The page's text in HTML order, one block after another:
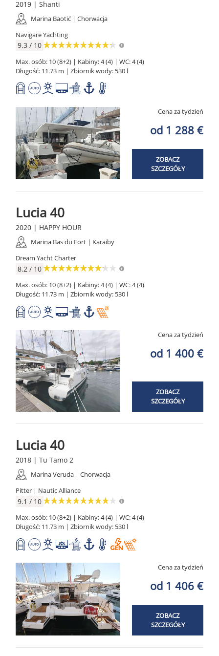
2019 | Shanti
Marina Baotić | Chorwacja
Navigare Yachting
9.3 / 10
Max. osób: 10 (8+2) | Kabiny: 4 (4) | WC: 4 (4)
Długość: 11.73 m | Zbiornik wody: 530 l
Cena za tydzień
od 1 288 €
ZOBACZ
SZCZEGÓŁY
Lucia 40
2020 | HAPPY HOUR
Marina Bas du Fort | Karaiby
Dream Yacht Charter
8.2 / 10
Max. osób: 10 (8+2) | Kabiny: 4 (4) | WC: 4 (4)
Długość: 11.73 m | Zbiornik wody: 530 l
Cena za tydzień
od 1 400 €
ZOBACZ
SZCZEGÓŁY
Lucia 40
2018 | Tu Tamo 2
Marina Veruda | Chorwacja
Pitter | Nautic Alliance
9.1 / 10
Max. osób: 10 (8+2) | Kabiny: 4 (4) | WC: 4 (4)
Długość: 11.73 m | Zbiornik wody: 530 l
Cena za tydzień
od 1 406 €
ZOBACZ
SZCZEGÓŁY